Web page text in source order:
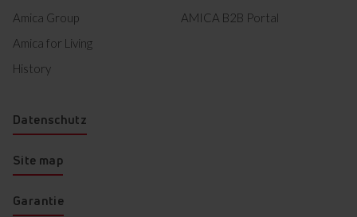
Amica Group
Amica for Living
History
AMICA B2B Portal
Datenschutz
Site map
Garantie